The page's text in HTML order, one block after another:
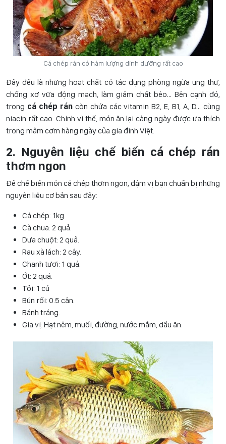
Cá chép rán có hàm lượng dinh dưỡng rất cao
Đây đều là những hoạt chất có tác dụng phòng ngừa ung thư,
chống xơ vữa động mạch, làm giảm chất béo… Bên cạnh đó,
trong cá chép ráncòn chứa các vitamin B2, E, B1, A, D… cùng
niacin rất cao. Chính vì thế, món ăn lại càng ngày được ưa thích
trong mâm cơm hàng ngày của gia đình Việt.
2. Nguyên liệu chế biến cá chép rán
thơm ngon
Để chế biến món cá chép thơm ngon, đậm vị bạn chuẩn bị những
nguyên liệu cơ bản sau đây:
Cá chép: 1kg.
Cà chua: 2 quả.
Dưa chuột: 2 quả.
Rau xà lách: 2 cây.
Chanh tươi: 1 quả.
Ớt: 2 quả.
Tỏi: 1 củ
Bún rối: 0.5 cân.
Bánh tráng.
Gia vị: Hạt nêm, muối, đường, nước mắm, dầu ăn.